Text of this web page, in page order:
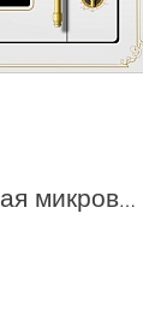
Встраиваемая микроволновая печь Midea MG820BW8 в Москве